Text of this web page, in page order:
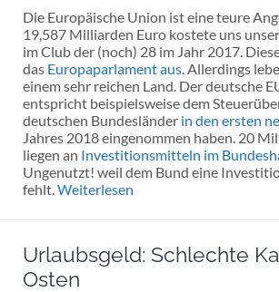
Die Europäische Union ist eine teure
19,587 Milliarden Euro kostete uns
im Club der (noch) 28 im Jahr 2017.
das Europaparlament aus. Allerdings
einem sehr reichen Land. Der deutsche
entspricht beispielsweise dem
deutschen Bundesländer in den ersten
Jahres 2018 eingenommen haben. 20
liegen an Investitionsmitteln im
Ungenutzt! weil dem Bund eine
fehlt. Weiterlesen
Urlaubsgeld: Schlechte
Osten